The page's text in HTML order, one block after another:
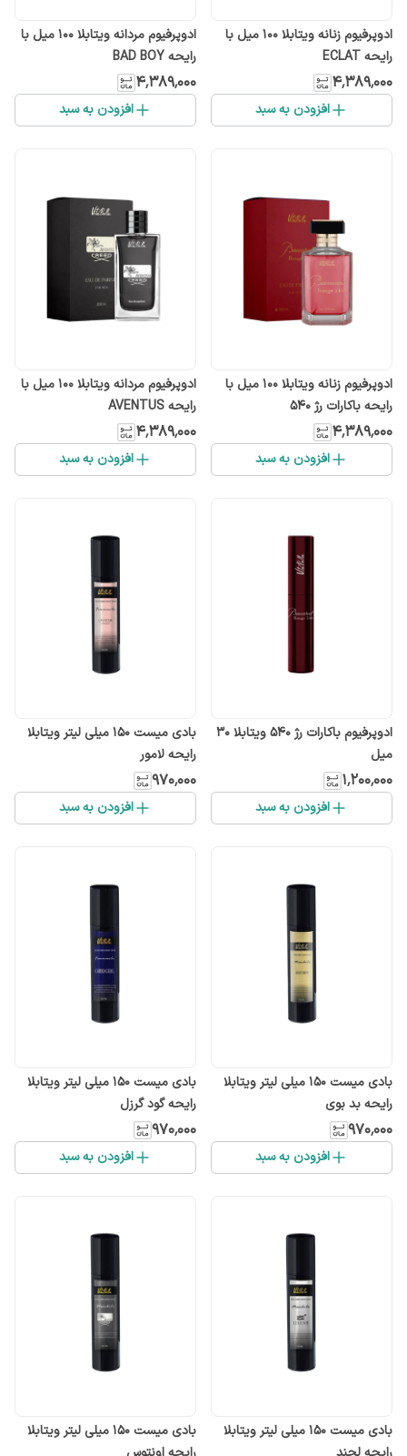
ادوپرفیوم زنانه ویتابلا ۱۰۰ میل با
رایحه ECLAT
۴٬۳۸۹٬۰۰۰
افزودن به سبد
ادوپرفیوم مردانه ویتابلا ۱۰۰ میل با
رایحه BAD BOY
۴٬۳۸۹٬۰۰۰
افزودن به سبد
ادوپرفیوم زنانه ویتابلا ۱۰۰ میل با
رایحه باکارات رژ ۵۴۰
۴٬۳۸۹٬۰۰۰
افزودن به سبد
ادوپرفیوم مردانه ویتابلا ۱۰۰ میل با
رایحه AVENTUS
۴٬۳۸۹٬۰۰۰
افزودن به سبد
ادوپرفیوم باکارات رژ 540 ویتابلا 30
میل
۱٬۲۰۰٬۰۰۰
افزودن به سبد
بادی میست 150 میلی لیتر ویتابلا
رایحه لامور
۹۷۰٬۰۰۰
افزودن به سبد
بادی میست 150 میلی لیتر ویتابلا
رایحه بد بوی
۹۷۰٬۰۰۰
افزودن به سبد
بادی میست 150 میلی لیتر ویتابلا
رایحه گود گرزل
۹۷۰٬۰۰۰
افزودن به سبد
بادی میست 150 میلی لیتر ویتابلا
بادی میست 150 میلی لیتر ویتابلا